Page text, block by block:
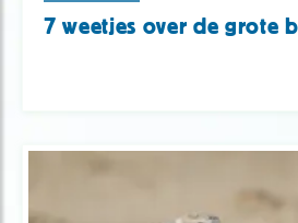
7 weetjes over de grote